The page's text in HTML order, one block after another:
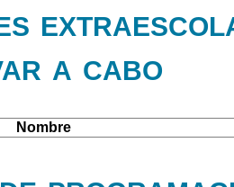
a cabo
Nombre